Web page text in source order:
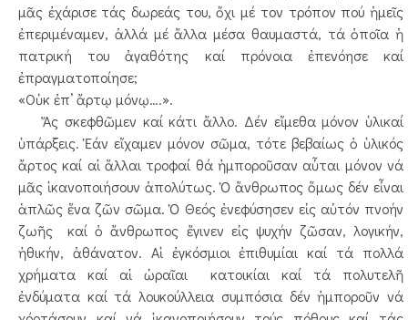
μᾶς ἐχάρισε τάς δωρεάς του, ὄχι μέ τον τρόπον πού ἡμεῖς
ἐπεριμέναμεν, ἀλλά μέ ἄλλα μέσα θαυμαστά, τά ὁποῖα ἡ
πατρική του ἀγαθότης καί πρόνοια ἐπενόησε καί
ἐπραγματοποίησε;
«Οὐκ ἐπ’ ἄρτῳ μόνῳ….».
Ἄς σκεφθῶμεν καί κάτι ἄλλο. Δέν εἴμεθα μόνον ὑλικαί
ὑπάρξεις. Ἐάν εἴχαμεν μόνον σῶμα, τότε βεβαίως ὁ ὑλικός
ἄρτος καί αἱ ἄλλαι τροφαί θά ἠμποροῦσαν αὗται μόνον νά
μᾶς ἱκανοποιήσουν ἀπολύτως. Ὁ ἄνθρωπος ὅμως δέν εἶναι
ἁπλῶς ἕνα ζῶν σῶμα. Ὁ Θεός ἐνεφύσησεν εἰς αὐτόν πνοήν
ζωῆς καί ὁ ἄνθρωπος ἔγινεν εἰς ψυχήν ζῶσαν, λογικήν,
ἠθικήν, ἀθάνατον. Αἱ ἐγκόσμιοι ἐπιθυμίαι καί τά πολλά
χρήματα καί αἱ ὡραῖαι κατοικίαι καί τά πολυτελῆ
ἐνδύματα καί τά λουκούλλεια συμπόσια δέν ἠμποροῦν νά